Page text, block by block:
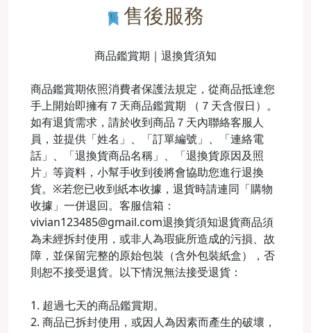
售後服務
商品鑑賞期｜退換貨須知
商品鑑賞期依照消費者保護法規定，從商品抵達您
手上開始即擁有７天商品鑑賞期 （７天含假日）。
如有退貨需求，請於收到商品７天內聯絡客服人
員，並提供「姓名」、「訂單編號」、「連絡電
話」、「退換貨商品名稱」、「退換貨原因及照
片」等資料，小幫手收到後將會協助您進行退換
貨。※若您已收到紙本收據，退貨時請連同「購物
收據」一併退回。客服信箱：
vivian123485@gmail.com退換貨須知退貨商品須
為未經拆封使用，或非人為瑕疵所造成的污損、故
障，並保留完整的原始包裝（含外包裝紙盒），否
則恕不接受退貨。以下情況無法接受退貨：
1. 超過七天的商品鑑賞期。
2. 商品已拆封使用，或因人為因素而產生的破壞，